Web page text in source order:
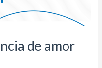
de amor